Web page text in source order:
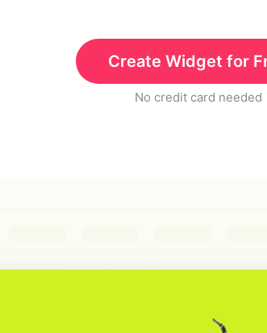
Create Widget for
No credit card needed